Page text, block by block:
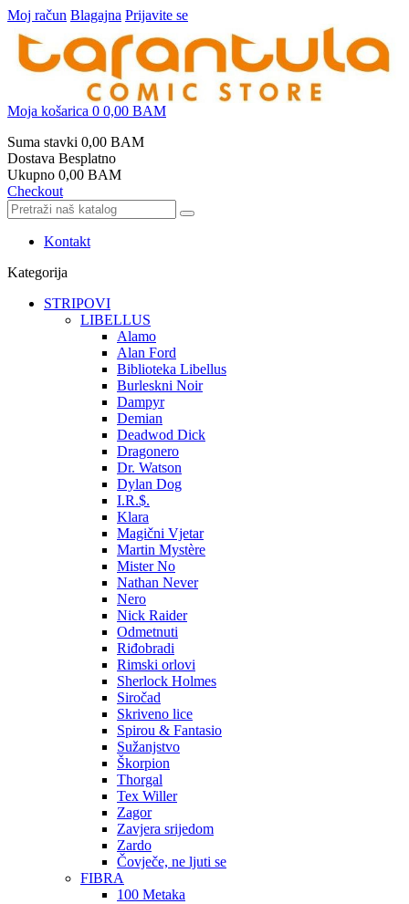
Moj račun Blagajna Prijavite se
Moja košarica 0 0,00 BAM
Suma stavki 0,00 BAM
Dostava Besplatno
Ukupno 0,00 BAM
Checkout
Kontakt
Kategorija
STRIPOVI
LIBELLUS
Alamo
Alan Ford
Biblioteka Libellus
Burleskni Noir
Dampyr
Demian
Deadwod Dick
Dragonero
Dr. Watson
Dylan Dog
I.R.$.
Klara
Magični Vjetar
Martin Mystère
Mister No
Nathan Never
Nero
Nick Raider
Odmetnuti
Riđobradi
Rimski orlovi
Sherlock Holmes
Siročad
Skriveno lice
Spirou & Fantasio
Sužanjstvo
Škorpion
Thorgal
Tex Willer
Zagor
Zavjera srijedom
Zardo
Čovječe, ne ljuti se
FIBRA
100 Metaka